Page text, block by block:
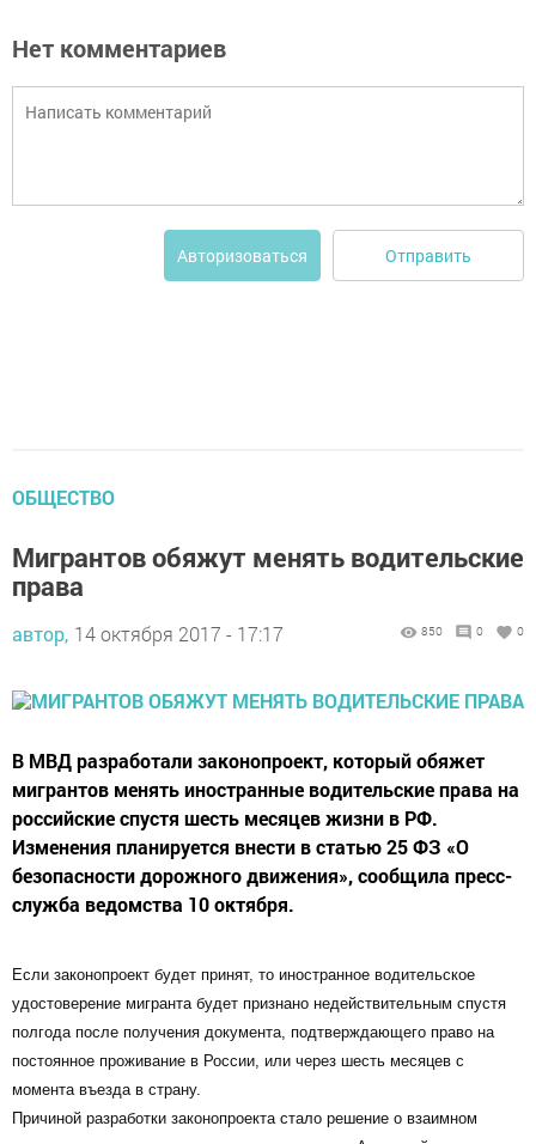
Нет комментариев
Авторизоваться Отправить
ОБЩЕСТВО
Мигрантов обяжут менять водительские
права
автор, 14 октября 2017 - 17:17 850 0 0
В МВД разработали законопроект, который обяжет
мигрантов менять иностранные водительские права на
российские спустя шесть месяцев жизни в РФ.
Изменения планируется внести в статью 25 ФЗ «О
безопасности дорожного движения», сообщила пресс-
служба ведомства 10 октября.
Если законопроект будет принят, то иностранное водительское
удостоверение мигранта будет признано недействительным спустя
полгода после получения документа, подтверждающего право на
постоянное проживание в России, или через шесть месяцев с
момента въезда в страну.
Причиной разработки законопроекта стало решение о взаимном